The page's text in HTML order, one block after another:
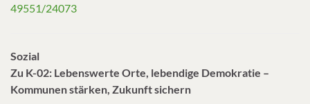
49551/24073
Sozial
Zu K-02: Lebenswerte Orte, lebendige Demokratie –
Kommunen stärken, Zukunft sichern